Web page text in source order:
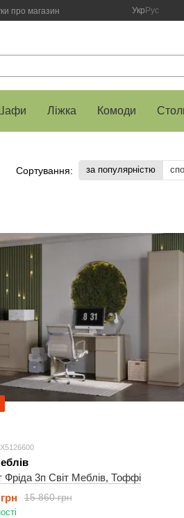
про магазин Укр Рус
Ліжка Комоди
Сортування: за популярністю
Фріда 3п Світ Меблів, Тоффі
15 860 грн